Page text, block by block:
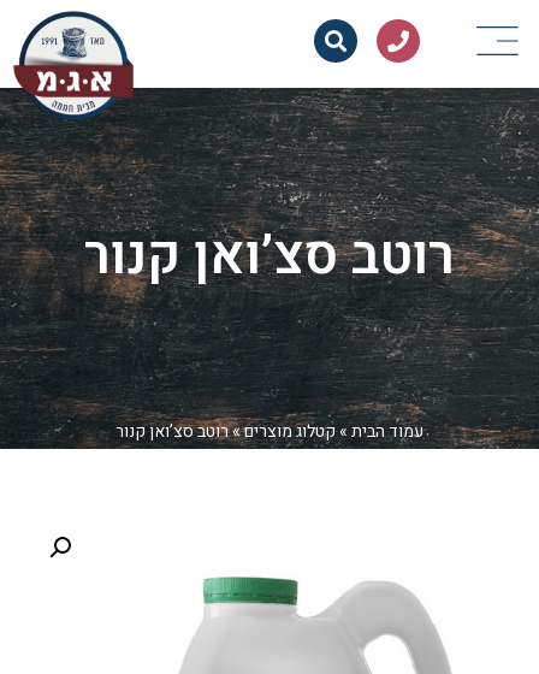
רוטב סצ’ואן קנור
עמוד הבית»קטלוג מוצרים»רוטב סצ’ואן קנור